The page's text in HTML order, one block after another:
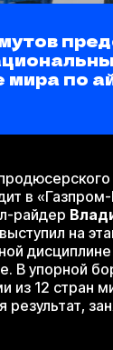
мира по
в
райдер
на
В упорной
из 12 стран